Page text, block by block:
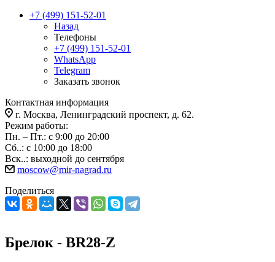
+7 (499) 151-52-01
Назад
Телефоны
+7 (499) 151-52-01
WhatsApp
Telegram
Заказать звонок
Контактная информация
г. Москва, Ленинградский проспект, д. 62.
Режим работы:
Пн. – Пт.: с 9:00 до 20:00
Сб..: с 10:00 до 18:00
Вск..: выходной до сентября
moscow@mir-nagrad.ru
Поделиться
Брелок - BR28-Z